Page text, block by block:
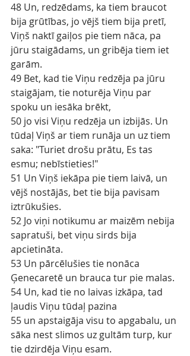
48 Un, redzēdams, ka tiem braucot
bija grūtības, jo vējš tiem bija pretī,
Viņš naktī gaiļos pie tiem nāca, pa
jūru staigādams, un gribēja tiem iet
garām.
49 Bet, kad tie Viņu redzēja pa jūru
staigājam, tie noturēja Viņu par
spoku un iesāka brēkt,
50 jo visi Viņu redzēja un izbijās. Un
tūdaļ Viņš ar tiem runāja un uz tiem
saka: "Turiet drošu prātu, Es tas
esmu; nebīstieties!"
51 Un Viņš iekāpa pie tiem laivā, un
vējš nostājās, bet tie bija pavisam
iztrūkušies.
52 Jo viņi notikumu ar maizēm nebija
sapratuši, bet viņu sirds bija
apcietināta.
53 Un pārcēlušies tie nonāca
Ģenecaretē un brauca tur pie malas.
54 Un, kad tie no laivas izkāpa, tad
ļaudis Viņu tūdaļ pazina
55 un apstaigāja visu to apgabalu, un
sāka nest slimos uz gultām turp, kur
tie dzirdēja Viņu esam.